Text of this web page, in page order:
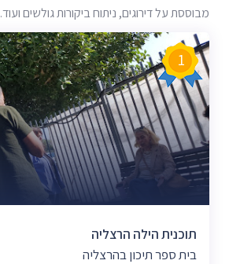
מבוססת על דירוגים, ניתוח ביקורות גולשים ועוד.
1
תוכנית הילה הרצליה
בית ספר תיכון בהרצליה